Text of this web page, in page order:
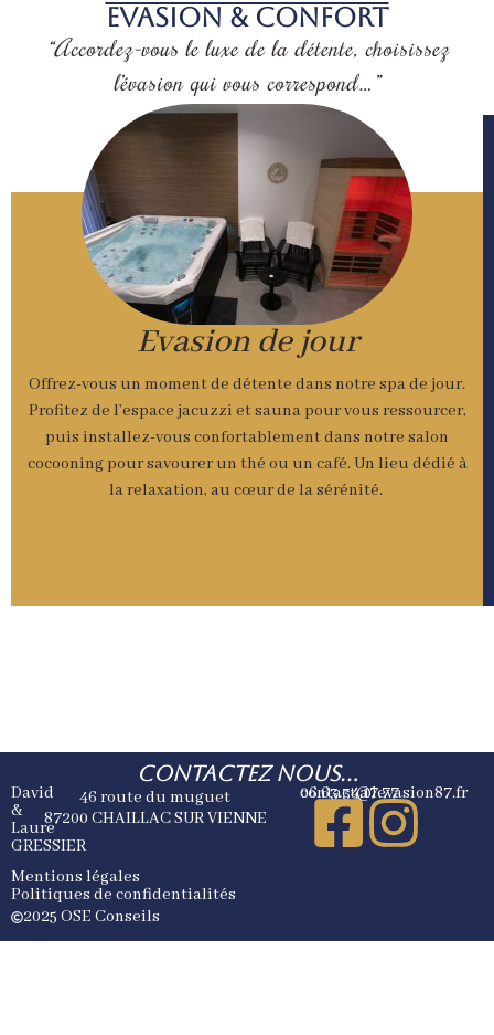
Evasion & Confort
“Accordez-vous le luxe de la détente, choisissez
l’évasion qui vous correspond…”
Evasion de jour
Offrez-vous un moment de détente dans notre spa de jour.
Profitez de l’espace jacuzzi et sauna pour vous ressourcer,
puis installez-vous confortablement dans notre salon
cocooning pour savourer un thé ou un café. Un lieu dédié à
la relaxation, au cœur de la sérénité.
Contactez nous...
David
&
Laure
GRESSIER
46 route du muguet
87200 CHAILLAC SUR VIENNE
06.63.34.17.77
contact@levasion87.fr
Mentions légales
Politiques de confidentialités
2025 OSE Conseils